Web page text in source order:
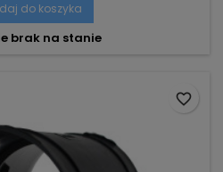
do koszyka
brak na stanie
favorite_border